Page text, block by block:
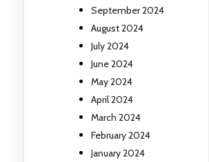
September 2024
August 2024
July 2024
June 2024
May 2024
April 2024
March 2024
February 2024
January 2024